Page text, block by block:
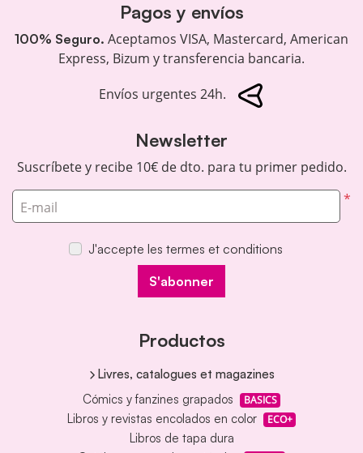
Pagos y envíos
100% Seguro. Aceptamos VISA, Mastercard, American
Express, Bizum y transferencia bancaria.
Envíos urgentes 24h.
Newsletter
Suscríbete y recibe 10€ de dto. para tu primer pedido.
*
E-mail
J'accepte les termes et conditions
S'abonner
Productos
Livres, catalogues et magazines
Cómics y fanzines grapados
BASICS
Libros y revistas encolados en color ECO+
Libros de tapa dura